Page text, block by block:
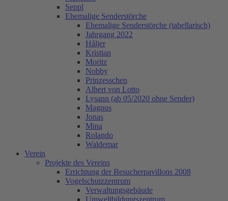
Seppl
Ehemalige Senderstörche
Ehemalige Senderstörche (tabellarisch)
Jahrgang 2022
Håljer
Kristian
Moritz
Nobby
Prinzesschen
Albert von Lotto
Lysann (ab 05/2020 ohne Sender)
Magnus
Jonas
Mina
Rolando
Waldemar
Verein
Projekte des Vereins
Errichtung der Besucherpavillons 2008
Vogelschutzzentrum
Verwaltungsgebäude
Umweltbildungszentrum